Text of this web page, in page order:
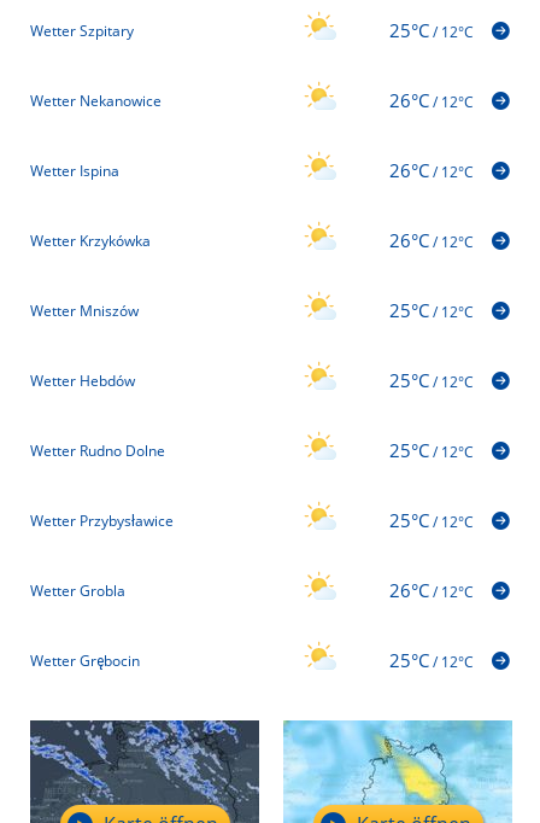
Wetter Szpitary 25°C/12°C
Wetter Nekanowice 26°C/12°C
Wetter Ispina 26°C/12°C
Wetter Krzykówka 26°C/12°C
Wetter Mniszów 25°C/12°C
Wetter Hebdów 25°C/12°C
Wetter Rudno Dolne 25°C/12°C
Wetter Przybysławice 25°C/12°C
Wetter Grobla 26°C/12°C
Wetter Grębocin 25°C/12°C